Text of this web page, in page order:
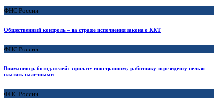
ФНС России
Общественный контроль – на страже исполнения закона о ККТ
ФНС России
Вниманию работодателей: зарплату иностранному работнику-нерезиденту нельзя
платить наличными
ФНС России